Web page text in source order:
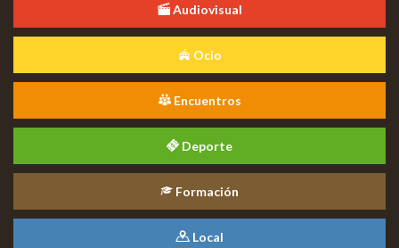
Audiovisual
Ocio
Encuentros
Deporte
Formación
Local